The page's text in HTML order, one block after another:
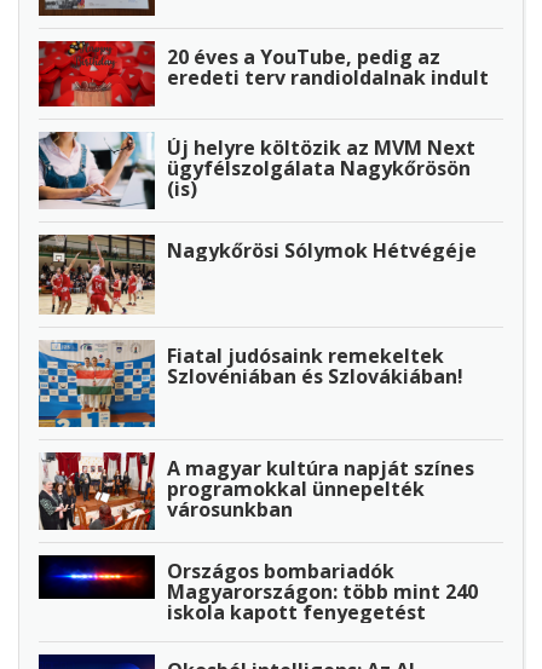
20 éves a YouTube, pedig az
eredeti terv randioldalnak indult
Új helyre költözik az MVM Next
ügyfélszolgálata Nagykőrösön
(is)
Nagykőrösi Sólymok Hétvégéje
Fiatal judósaink remekeltek
Szlovéniában és Szlovákiában!
A magyar kultúra napját színes
programokkal ünnepelték
városunkban
Országos bombariadók
Magyarországon: több mint 240
iskola kapott fenyegetést